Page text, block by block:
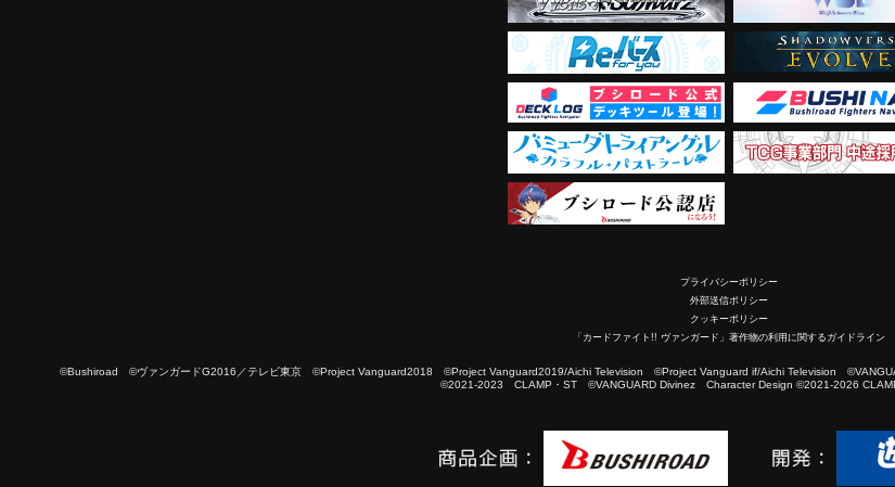
プライバシーポリシー
外部送信ポリシー
クッキーポリシー
「カードファイト!! ヴァンガード」著作物の利用に関するガイドライン
©Bushiroad ©ヴァンガードG2016／テレビ東京 ©Project Vanguard2018 ©Project Vanguard2019/Aichi Television ©Project Vanguard if/Aichi Television
©2021-2023 CLAMP・ST ©VANGUARD Divinez Character Design ©2021-2026